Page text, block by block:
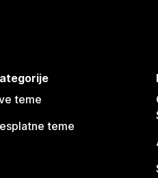
teme
teme